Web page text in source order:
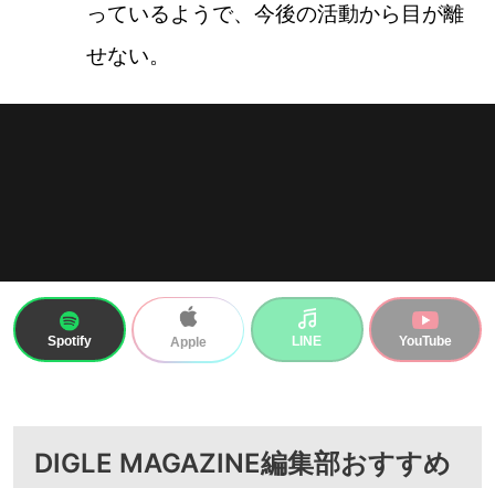
っているようで、今後の活動から目が離
せない。
Spotify Apple LINE YouTube
DIGLE MAGAZINE編集部おすすめ